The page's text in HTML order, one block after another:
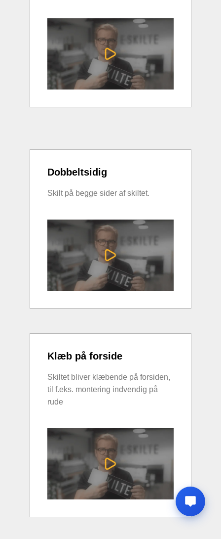
Dobbeltsidig
Skilt på begge sider af skiltet.
Klæb på forside
Skiltet bliver klæbende på forsiden,
til f.eks. montering indvendig på
rude